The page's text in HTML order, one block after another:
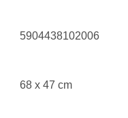
5904438102006
68 x 47 cm